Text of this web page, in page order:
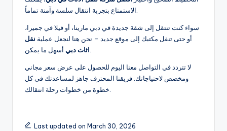
الاستمتاع بتجربة انتقال سلسة وآمنة تماماً.
سواء كنت تنتقل إلى شقة جديدة في دبي مارينا، أو فيلا في جميرا،
أو حتى تنقل مكتبك إلى موقع جديد – نحن هنا لنجعل عملية نقل
اثاث دبيأسهل ما يمكن.
لا تتردد في التواصل معنا اليوم للحصول على عرض سعر مجاني
ومخصص لاحتياجاتك. فريقنا المحترف جاهز لمساعدتك في كل
خطوة من خطوات رحلة انتقالك.
Last updated on March 30, 2026